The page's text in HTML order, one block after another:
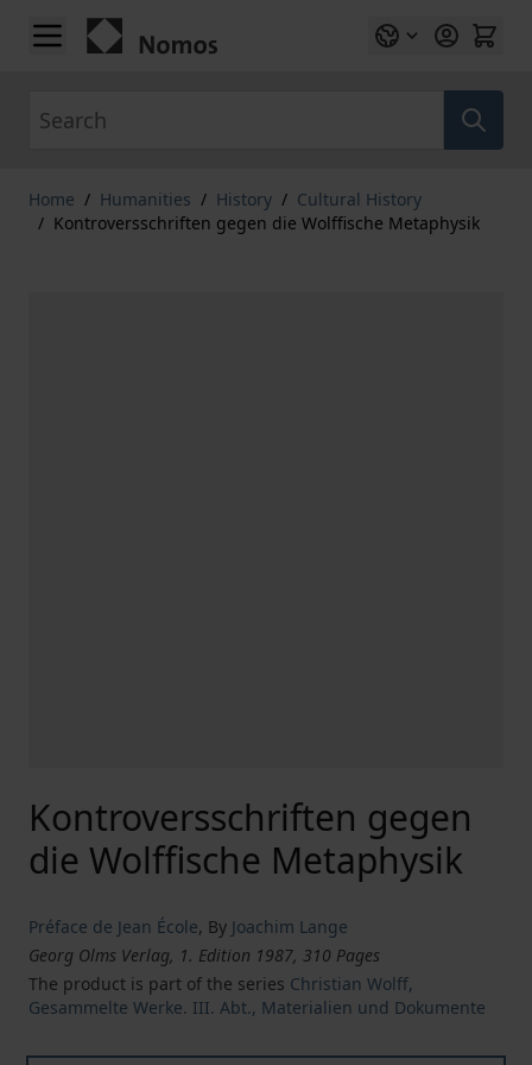
Skip to Content
Home / Humanities / History / Cultural History
/ Kontroversschriften gegen die Wolffische Metaphysik
Kontroversschriften gegen
die Wolffische Metaphysik
Préface de Jean École, By Joachim Lange
Georg Olms Verlag, 1. Edition 1987, 310 Pages
The product is part of the series Christian Wolff,
Gesammelte Werke. III. Abt., Materialien und Dokumente